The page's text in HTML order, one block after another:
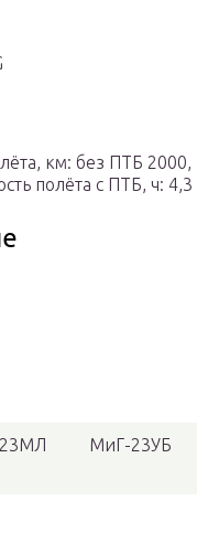
км: без ПТБ 2000,
полёта с ПТБ, ч: 4,3
МиГ-23УБ